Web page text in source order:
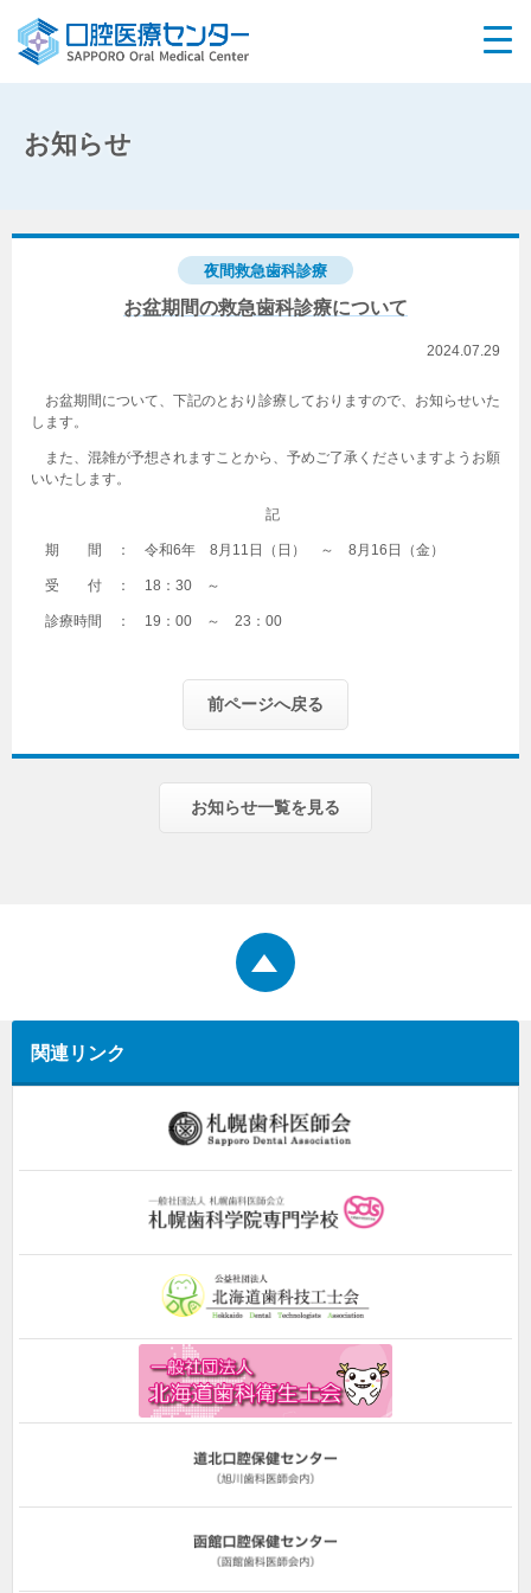
お知らせ
夜間救急歯科診療
お盆期間の救急歯科診療について
2024.07.29
お盆期間について、下記のとおり診療しておりますので、お知らせいた
します。
また、混雑が予想されますことから、予めご了承くださいますようお願
いいたします。
記
期 間 ： 令和6年 8月11日（日） ～ 8月16日（金）
受 付 ： 18：30 ～
診療時間 ： 19：00 ～ 23：00
前ページへ戻る
お知らせ一覧を見る
関連リンク